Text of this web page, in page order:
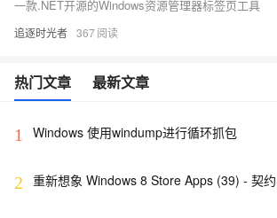
一款.NET开源的Windows资源管理器标签页工具
追逐时光者 367
热门文章 最新文章
1 Windows 使用windump进行循环抓包
2 重新想象 Windows 8 Store Apps (39) - 契